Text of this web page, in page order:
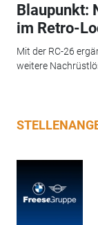
Blaupunkt:
im Retro-
Mit der RC-26
weitere